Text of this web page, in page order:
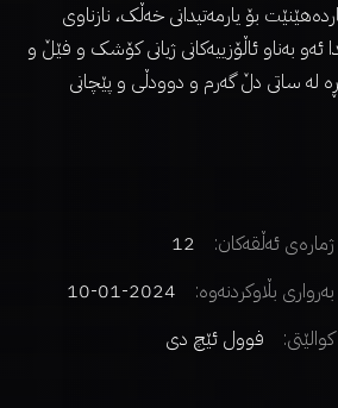
بۆ یارمەتیدانی خەڵک، نازناوی
بەناو ئاڵۆزییەکانی ژیانی کۆشک و فێڵ و
لە ساتی دڵ گەرم و دوودڵی و پێچانی
ژمارەی ئەڵقەکان:
12
بەرواری بڵاوکردنەوە:
2024-01-10
کوالێتی:
فوول ئێچ دی